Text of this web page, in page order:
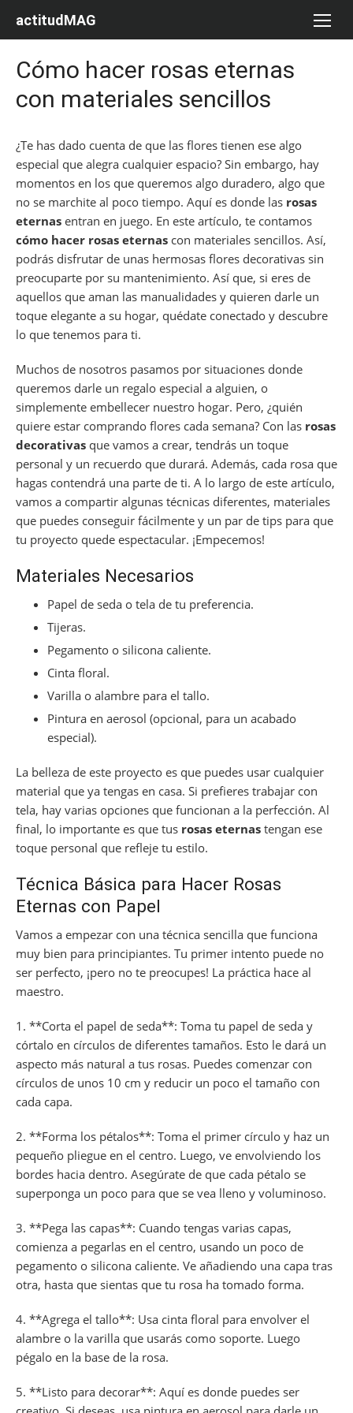
actitudMAG
Cómo hacer rosas eternas
con materiales sencillos
¿Te has dado cuenta de que las flores tienen ese algo
especial que alegra cualquier espacio? Sin embargo, hay
momentos en los que queremos algo duradero, algo que
no se marchite al poco tiempo. Aquí es donde las rosas
eternas entran en juego. En este artículo, te contamos
cómo hacer rosas eternas con materiales sencillos. Así,
podrás disfrutar de unas hermosas flores decorativas sin
preocuparte por su mantenimiento. Así que, si eres de
aquellos que aman las manualidades y quieren darle un
toque elegante a su hogar, quédate conectado y descubre
lo que tenemos para ti.
Muchos de nosotros pasamos por situaciones donde
queremos darle un regalo especial a alguien, o
simplemente embellecer nuestro hogar. Pero, ¿quién
quiere estar comprando flores cada semana? Con las rosas
decorativas que vamos a crear, tendrás un toque
personal y un recuerdo que durará. Además, cada rosa que
hagas contendrá una parte de ti. A lo largo de este artículo,
vamos a compartir algunas técnicas diferentes, materiales
que puedes conseguir fácilmente y un par de tips para que
tu proyecto quede espectacular. ¡Empecemos!
Materiales Necesarios
Papel de seda o tela de tu preferencia.
Tijeras.
Pegamento o silicona caliente.
Cinta floral.
Varilla o alambre para el tallo.
Pintura en aerosol (opcional, para un acabado
especial).
La belleza de este proyecto es que puedes usar cualquier
material que ya tengas en casa. Si prefieres trabajar con
tela, hay varias opciones que funcionan a la perfección. Al
final, lo importante es que tus rosas eternas tengan ese
toque personal que refleje tu estilo.
Técnica Básica para Hacer Rosas
Eternas con Papel
Vamos a empezar con una técnica sencilla que funciona
muy bien para principiantes. Tu primer intento puede no
ser perfecto, ¡pero no te preocupes! La práctica hace al
maestro.
1. **Corta el papel de seda**: Toma tu papel de seda y
córtalo en círculos de diferentes tamaños. Esto le dará un
aspecto más natural a tus rosas. Puedes comenzar con
círculos de unos 10 cm y reducir un poco el tamaño con
cada capa.
2. **Forma los pétalos**: Toma el primer círculo y haz un
pequeño pliegue en el centro. Luego, ve envolviendo los
bordes hacia dentro. Asegúrate de que cada pétalo se
superponga un poco para que se vea lleno y voluminoso.
3. **Pega las capas**: Cuando tengas varias capas,
comienza a pegarlas en el centro, usando un poco de
pegamento o silicona caliente. Ve añadiendo una capa tras
otra, hasta que sientas que tu rosa ha tomado forma.
4. **Agrega el tallo**: Usa cinta floral para envolver el
alambre o la varilla que usarás como soporte. Luego
pégalo en la base de la rosa.
5. **Listo para decorar**: Aquí es donde puedes ser